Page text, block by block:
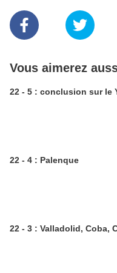
Vous aimerez
22 - 5 : conclusion sur le
22 - 4 : Palenque
22 - 3 : Valladolid, Coba,